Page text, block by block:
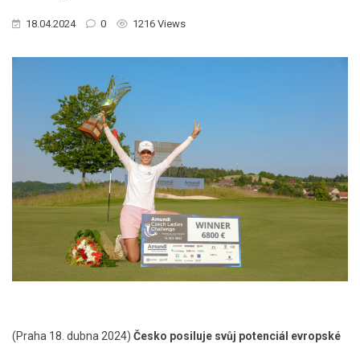
18.04.2024 0 1216 Views
(Praha 18. dubna 2024) Česko posiluje svůj potenciál evropské